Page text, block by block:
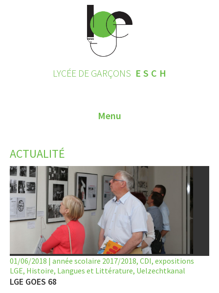
LYCÉE DE GARÇONS ESCH
Menu
CONTACT
INSCRIPTIONS 2026
LE LYCÉE
LET’S GO SCIENCE
ACTUALITÉ
AGENDA
ACTUALITÉ
01/06/2018 | année scolaire 2017/2018, CDI, expositions
LGE, Histoire, Langues et Littérature, Uelzechtkanal
LGE GOES 68